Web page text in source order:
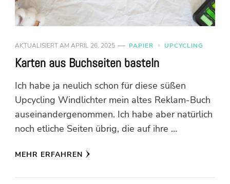
AKTUALISIERT AM APRIL 26, 2025 PAPIER UPCYCLING
Karten aus Buchseiten basteln
Ich habe ja neulich schon für diese süßen
Upcycling Windlichter mein altes Reklam-Buch
auseinandergenommen. Ich habe aber natürlich
noch etliche Seiten übrig, die auf ihre …
MEHR ERFAHREN